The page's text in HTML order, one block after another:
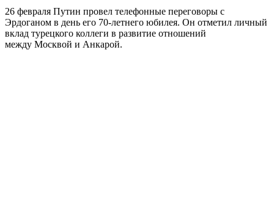
26 февраля Путин провел телефонные переговоры с
Эрдоганом в день его 70-летнего юбилея. Он отметил личный
вклад турецкого коллеги в развитие отношений
между Москвой и Анкарой.